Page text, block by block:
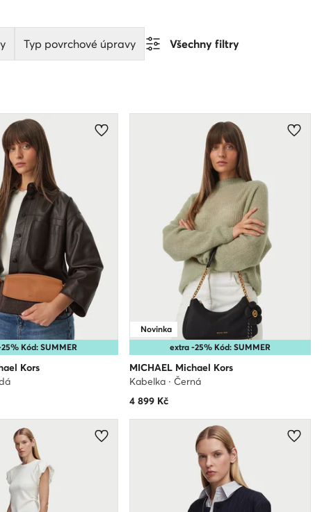
Typ povrchové úpravy Všechny filtry
Kód: SUMMER
Kors
extra -25% Kód: SUMMER
Novinka
MICHAEL Michael Kors
Kabelka · Černá
4 899Kč